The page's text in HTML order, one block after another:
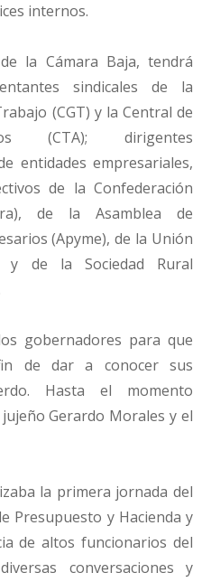
internos.
la Cámara Baja, tendrá
sindicales de la
(CGT) y la Central de
(CTA); dirigentes
entidades empresariales,
de la Confederación
de la Asamblea de
(Apyme), de la Unión
y de la Sociedad Rural
gobernadores para que
de dar a conocer sus
Hasta el momento
Gerardo Morales y el
la primera jornada del
Presupuesto y Hacienda y
de altos funcionarios del
conversaciones y